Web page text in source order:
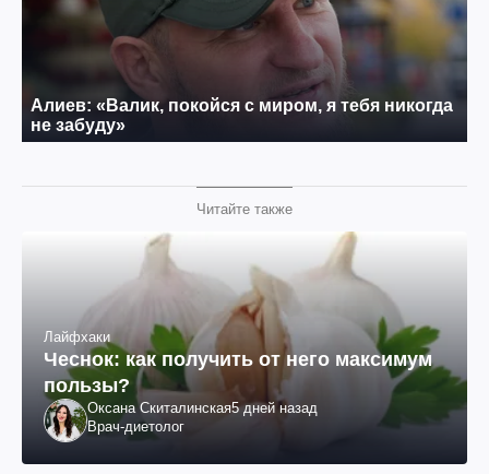
Читайте также
Лайфхаки
Чеснок: как получить от него максимум
пользы?
Оксана Скиталинская5 дней назад
Врач-диетолог